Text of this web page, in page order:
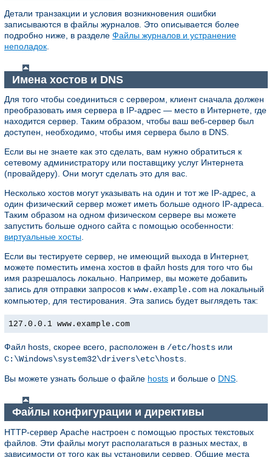
Детали транзакции и условия возникновения ошибки
записываются в файлы журналов. Это описывается более
подробно ниже, в разделе Файлы журналов и устранение
неполадок
Имена хостов и DNS
Для того чтобы соединиться с сервером, клиент сначала должен
преобразовать имя сервера в IP-адрес — место в Интернете, где
находится сервер. Таким образом, чтобы ваш веб-сервер был
доступен, необходимо, чтобы имя сервера было в DNS.
Если вы не знаете как это сделать, вам нужно обратиться к
сетевому администратору или поставщику услуг Интернета
(провайдеру). Они могут сделать это для вас.
Несколько хостов могут указывать на один и тот же IP-адрес, а
один физический сервер может иметь больше одного IP-адреса.
Таким образом на одном физическом сервере вы можете
запустить больше одного сайта с помощью особенности:
виртуальные хосты.
Если вы тестируете сервер, не имеющий выхода в Интернет,
можете поместить имена хостов в файл hosts для того что бы
имя разрешалось локально. Например, вы можете добавить
запись для отправки запросов к www.example.com на локальный
компьютер, для тестирования. Эта запись будет выглядеть так:
127.0.0.1 www.example.com
Файл hosts, скорее всего, расположен в /etc/hosts или
C:\Windows\system32\drivers\etc\hosts.
Вы можете узнать больше о файле hosts и больше о DNS.
Файлы конфигурации и директивы
HTTP-сервер Apache настроен с помощью простых текстовых
файлов. Эти файлы могут располагаться в разных местах, в
зависимости от того как вы установили сервер. Общие места